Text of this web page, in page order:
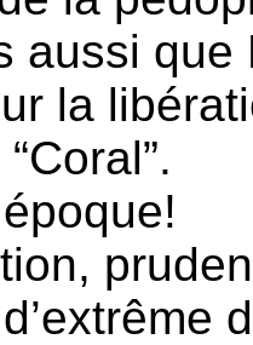
aussi
la